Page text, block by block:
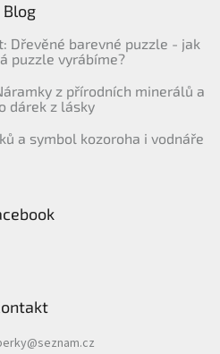
Blog
Dřevěné barevné puzzle - jak
puzzle vyrábíme?
z přírodních minerálů a
dárek z lásky
a symbol kozoroha i vodnáře
@seznam.cz